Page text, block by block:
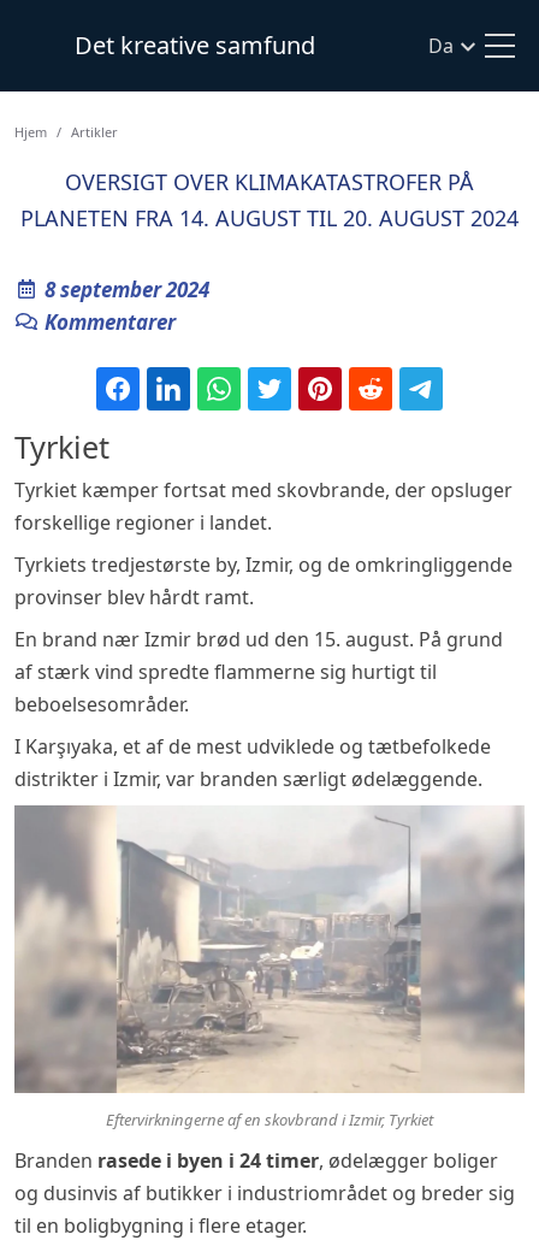
Det kreative samfund Da
Hjem Artikler
OVERSIGT OVER KLIMAKATASTROFER PÅ
PLANETEN FRA 14. AUGUST TIL 20. AUGUST 2024
8 september 2024
Kommentarer
Tyrkiet
Tyrkiet kæmper fortsat med skovbrande, der opsluger
forskellige regioner i landet.
Tyrkiets tredjestørste by, Izmir, og de omkringliggende
provinser blev hårdt ramt.
En brand nær Izmir brød ud den 15. august. På grund
af stærk vind spredte flammerne sig hurtigt til
beboelsesområder.
I Karşıyaka, et af de mest udviklede og tætbefolkede
distrikter i Izmir, var branden særligt ødelæggende.
Eftervirkningerne af en skovbrand i Izmir, Tyrkiet
Branden rasede i byen i 24 timer, ødelægger boliger
og dusinvis af butikker i industriområdet og breder sig
til en boligbygning i flere etager.